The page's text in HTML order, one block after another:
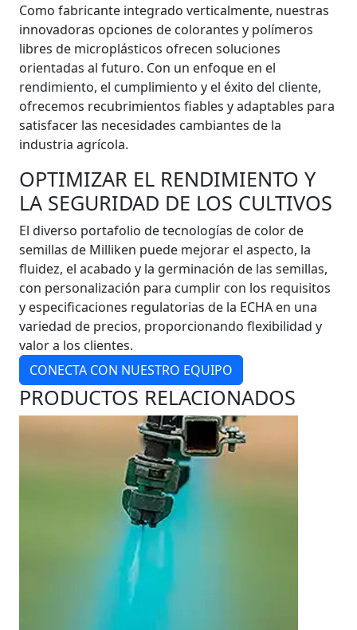
Como fabricante integrado verticalmente, nuestras
innovadoras opciones de colorantes y polímeros
libres de microplásticos ofrecen soluciones
orientadas al futuro. Con un enfoque en el
rendimiento, el cumplimiento y el éxito del cliente,
ofrecemos recubrimientos fiables y adaptables para
satisfacer las necesidades cambiantes de la
industria agrícola.
OPTIMIZAR EL RENDIMIENTO Y
LA SEGURIDAD DE LOS CULTIVOS
El diverso portafolio de tecnologías de color de
semillas de Milliken puede mejorar el aspecto, la
fluidez, el acabado y la germinación de las semillas,
con personalización para cumplir con los requisitos
y especificaciones regulatorias de la ECHA en una
variedad de precios, proporcionando flexibilidad y
valor a los clientes.
CONECTA CON NUESTRO EQUIPO
PRODUCTOS RELACIONADOS